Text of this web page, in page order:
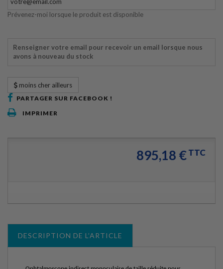
Prévenez-moi lorsque le produit est disponible
Renseigner votre email pour recevoir un email lorsque nous
avons à nouveau du stock
moins cher ailleurs
PARTAGER SUR FACEBOOK !
IMPRIMER
895,18 €TTC
DESCRIPTION DE L’ARTICLE